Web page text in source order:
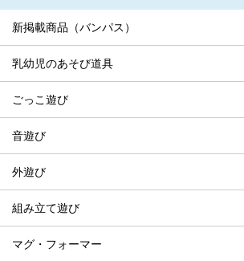
新掲載商品（バンパス）
乳幼児のあそび道具
ごっこ遊び
音遊び
外遊び
組み立て遊び
マグ・フォーマー